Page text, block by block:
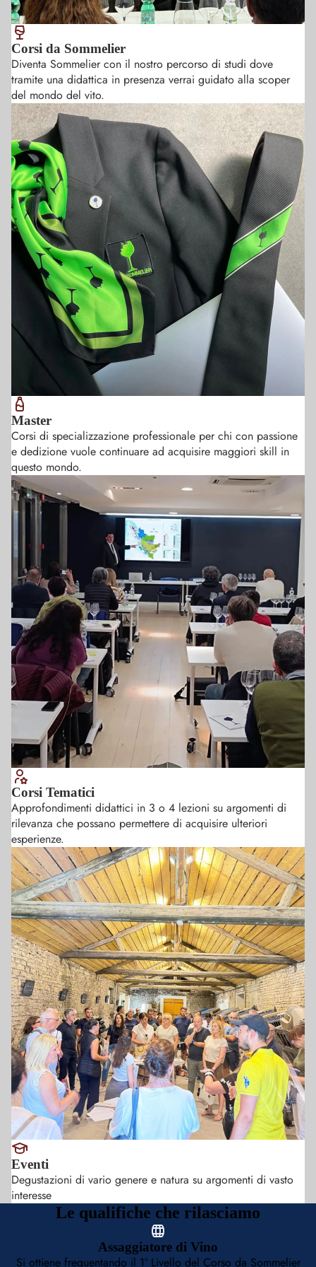
Corsi da Sommelier
Diventa Sommelier con il nostro percorso di studi dove
tramite una didattica in presenza verrai guidato alla scoper
del mondo del vito.
Master
Corsi di specializzazione professionale per chi con passione
e dedizione vuole continuare ad acquisire maggiori skill in
questo mondo.
Corsi Tematici
Approfondimenti didattici in 3 o 4 lezioni su argomenti di
rilevanza che possano permettere di acquisire ulteriori
esperienze.
Eventi
Degustazioni di vario genere e natura su argomenti di vasto
interesse
Le qualifiche che rilasciamo
Assaggiatore di Vino
Si ottiene frequentando il 1° Livello del Corso da Sommelier